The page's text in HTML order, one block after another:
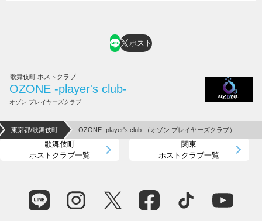
ポスト
歌舞伎町 ホストクラブ
OZONE -player's club-
オゾン プレイヤーズクラブ
東京都/歌舞伎町 OZONE -player's club-（オゾン プレイヤーズクラブ）
歌舞伎町
ホストクラブ一覧
関東
ホストクラブ一覧